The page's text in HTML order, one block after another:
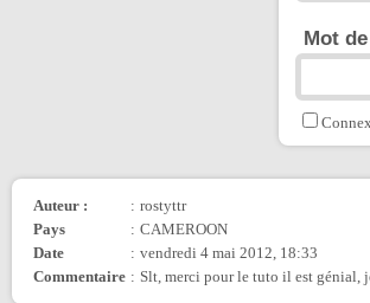
Mot
Auteur : : rostyttr
Pays
: CAMEROON
Date
: vendredi 4 mai 2012, 18:33
Commentaire : Slt, merci pour le tuto il est génial,